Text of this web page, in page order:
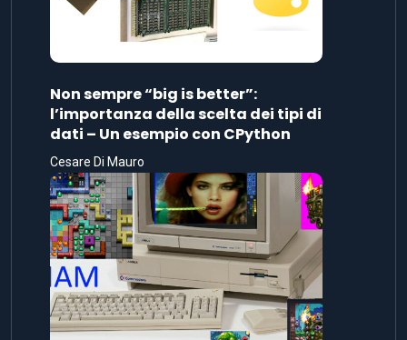
Non sempre “big is better”:
l’importanza della scelta dei tipi di
dati – Un esempio con CPython
Cesare Di Mauro